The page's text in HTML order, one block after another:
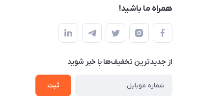
همراه ما باشید!
از جدید‌ترین تخفیف‌ها با‌ خبر شوید
ثبت